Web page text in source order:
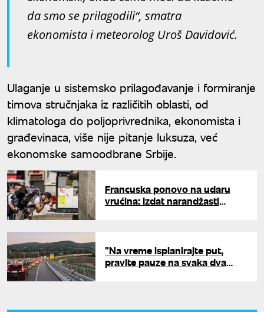
da smo se prilagodili“, smatra
ekonomista i meteorolog Uroš Davidović.
Ulaganje u sistemsko prilagođavanje i formiranje
timova stručnjaka iz različitih oblasti, od
klimatologa do poljoprivrednika, ekonomista i
građevinaca, više nije pitanje luksuza, već
ekonomske samoodbrane Srbije.
Francuska ponovo na udaru
vrućina: Izdat narandžasti
"Na vreme isplanirajte put,
pravite pauze na svaka dva